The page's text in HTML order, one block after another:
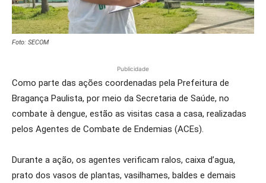
Foto: SECOM
Publicidade
Como parte das ações coordenadas pela Prefeitura de
Bragança Paulista, por meio da Secretaria de Saúde, no
combate à dengue, estão as visitas casa a casa, realizadas
pelos Agentes de Combate de Endemias (ACEs).
Durante a ação, os agentes verificam ralos, caixa d’agua,
prato dos vasos de plantas, vasilhames, baldes e demais